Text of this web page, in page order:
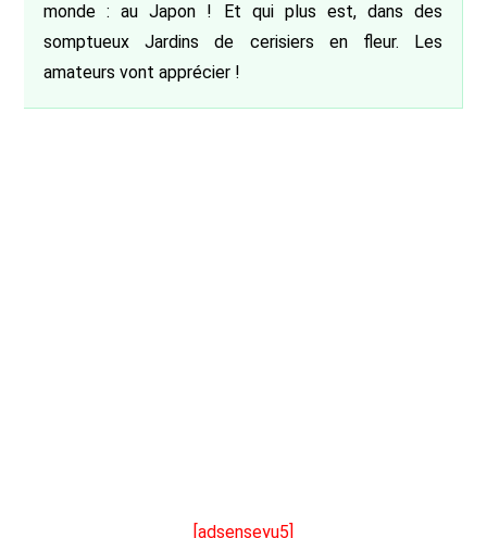
monde : au Japon ! Et qui plus est, dans des
somptueux Jardins de cerisiers en fleur. Les
amateurs vont apprécier !
[adsenseyu5]